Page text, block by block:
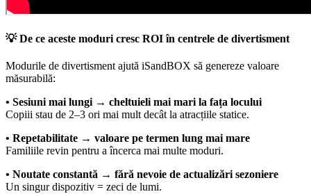
💡 De ce aceste moduri cresc ROI în centrele de divertisment
Modurile de divertisment ajută iSandBOX să genereze valoare
măsurabilă:
• Sesiuni mai lungi → cheltuieli mai mari la fața locului
Copiii stau de 2–3 ori mai mult decât la atracțiile statice.
• Repetabilitate → valoare pe termen lung mai mare
Familiile revin pentru a încerca mai multe moduri.
• Noutate constantă → fără nevoie de actualizări sezoniere
Un singur dispozitiv = zeci de lumi.